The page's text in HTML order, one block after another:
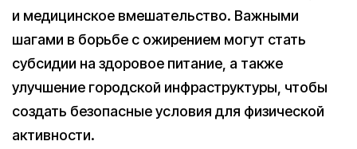
и медицинское вмешательство. Важными
шагами в борьбе с ожирением могут стать
субсидии на здоровое питание, а также
улучшение городской инфраструктуры, чтобы
создать безопасные условия для физической
активности.